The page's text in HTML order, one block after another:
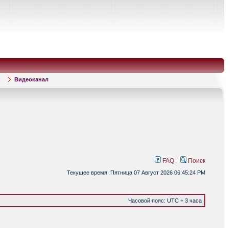
Видеоканал
FAQ Поиск
Текущее время: Пятница 07 Август 2026 06:45:24 PM
Часовой пояс: UTC + 3 часа